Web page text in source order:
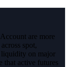
are more
spot,
liquidity on major
that active futures